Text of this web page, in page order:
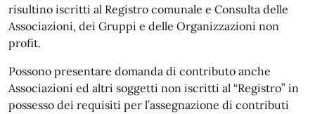
risultino iscritti al Registro comunale e Consulta delle
Associazioni, dei Gruppi e delle Organizzazioni non
profit.
Possono presentare domanda di contributo anche
Associazioni ed altri soggetti non iscritti al “Registro” in
possesso dei requisiti per l’assegnazione di contributi